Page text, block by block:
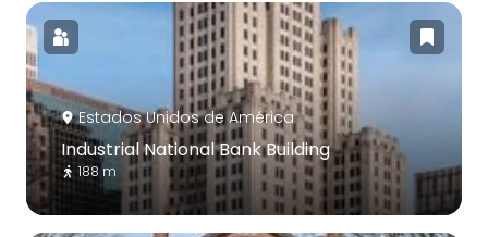
Estados Unidos de América
Industrial National Bank Building
188 m